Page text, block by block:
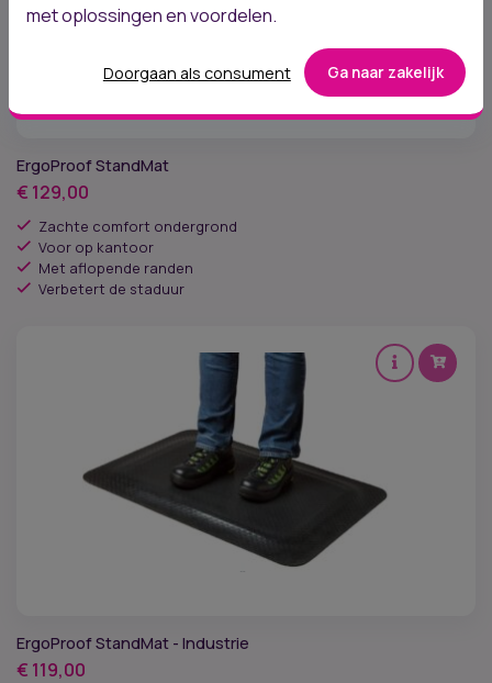
ErgoProof StandMat
€ 129,00
Zachte comfort ondergrond
Voor op kantoor
Met aflopende randen
Verbetert de staduur
ErgoProof StandMat - Industrie
€ 119,00
met oplossingen en voordelen.
Doorgaan als consument Ga naar zakelijk